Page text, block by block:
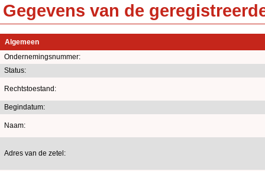
Gegevens van de
Algemeen
Ondernemingsnummer:
Status:
Rechtstoestand:
Begindatum:
Naam:
Adres van de zetel: